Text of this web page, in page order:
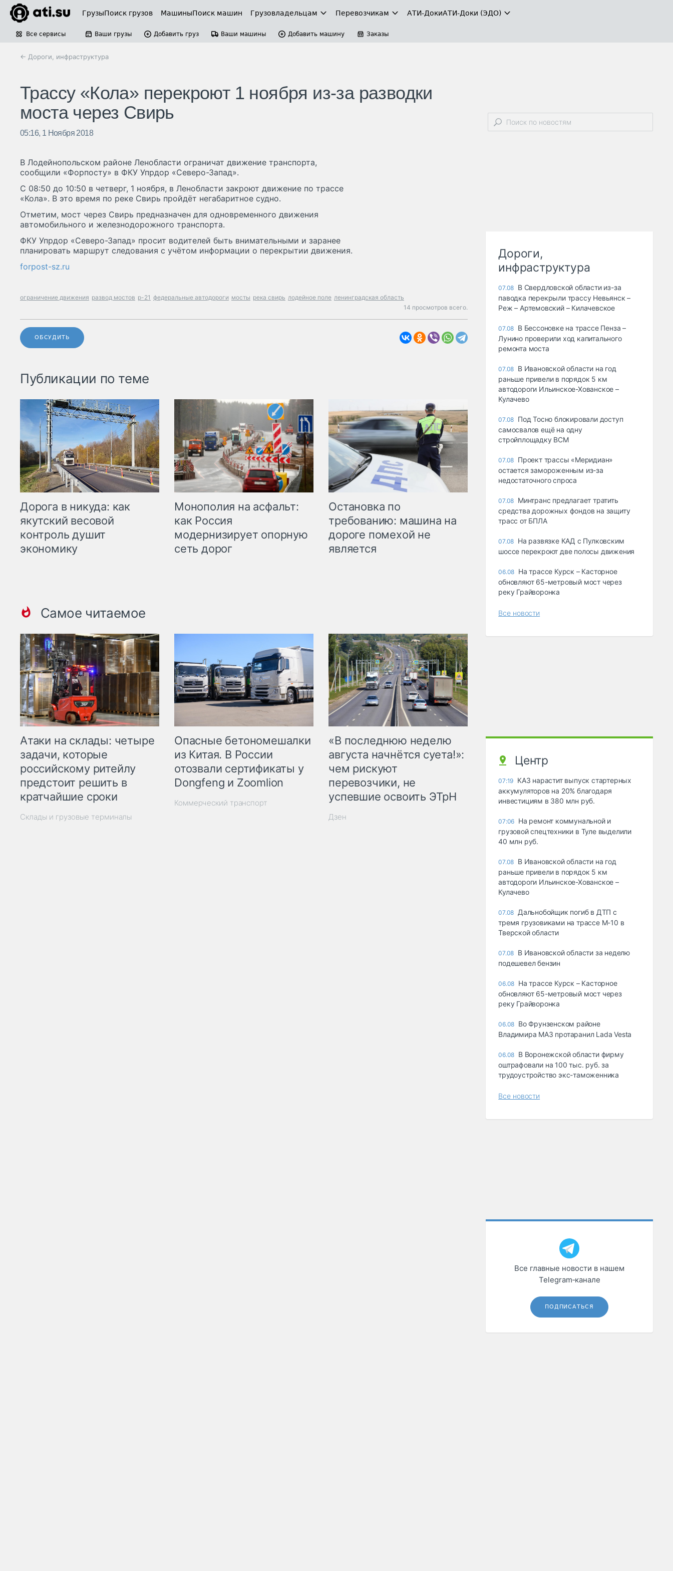
ГрузыПоиск грузов МашиныПоиск машин Грузовладельцам Перевозчикам АТИ-ДокиАТИ-Доки (ЭДО)
Все сервисы Ваши грузы Добавить груз Ваши машины Добавить машину Заказы
← Дороги, инфраструктура
Трассу «Кола» перекроют 1 ноября из-за разводки
моста через Свирь
05:16, 1 Ноября 2018
В Лодейнопольском районе Ленобласти ограничат движение транспорта,
сообщили «Форпосту» в ФКУ Упрдор «Северо-Запад».
С 08:50 до 10:50 в четверг, 1 ноября, в Ленобласти закроют движение по трассе
«Кола». В это время по реке Свирь пройдёт негабаритное судно.
Отметим, мост через Свирь предназначен для одновременного движения
автомобильного и железнодорожного транспорта.
ФКУ Упрдор «Северо-Запад» просит водителей быть внимательными и заранее
планировать маршрут следования с учётом информации о перекрытии движения.
forpost-sz.ru
ограничение движения развод мостов р-21 федеральные автодороги мосты река свирь лодейное поле ленинградская область
14 просмотров всего.
ОБСУДИТЬ
Публикации по теме
Дорога в никуда: как
якутский весовой
контроль душит
экономику
Монополия на асфальт:
как Россия
модернизирует опорную
сеть дорог
Остановка по
требованию: машина на
дороге помехой не
является
Самое читаемое
Атаки на склады: четыре
задачи, которые
российскому ритейлу
предстоит решить в
кратчайшие сроки
Склады и грузовые терминалы
Опасные бетономешалки
из Китая. В России
отозвали сертификаты у
Dongfeng и Zoomlion
Коммерческий транспорт
«В последнюю неделю
августа начнётся суета!»:
чем рискуют
перевозчики, не
успевшие освоить ЭТрН
Дзен
Дороги,
инфраструктура
07.08 В Свердловской области из-за
паводка перекрыли трассу Невьянск –
Реж – Артемовский – Килачевское
07.08 В Бессоновке на трассе Пенза –
Лунино проверили ход капитального
ремонта моста
07.08 В Ивановской области на год
раньше привели в порядок 5 км
автодороги Ильинское-Хованское –
Кулачево
07.08 Под Тосно блокировали доступ
самосвалов ещё на одну
стройплощадку ВСМ
07.08 Проект трассы «Меридиан»
остается замороженным из-за
недостаточного спроса
07.08 Минтранс предлагает тратить
средства дорожных фондов на защиту
трасс от БПЛА
07.08 На развязке КАД с Пулковским
шоссе перекроют две полосы движения
06.08 На трассе Курск – Касторное
обновляют 65-метровый мост через
реку Грайворонка
Все новости
Центр
07:19 КАЗ нарастит выпуск стартерных
аккумуляторов на 20% благодаря
инвестициям в 380 млн руб.
07:06 На ремонт коммунальной и
грузовой спецтехники в Туле выделили
40 млн руб.
07.08 В Ивановской области на год
раньше привели в порядок 5 км
автодороги Ильинское-Хованское –
Кулачево
07.08 Дальнобойщик погиб в ДТП с
тремя грузовиками на трассе М-10 в
Тверской области
07.08 В Ивановской области за неделю
подешевел бензин
06.08 На трассе Курск – Касторное
обновляют 65-метровый мост через
реку Грайворонка
06.08 Во Фрунзенском районе
Владимира МАЗ протаранил Lada Vesta
06.08 В Воронежской области фирму
оштрафовали на 100 тыс. руб. за
трудоустройство экс-таможенника
Все новости
Все главные новости в нашем
Telegram‑канале
ПОДПИСАТЬСЯ